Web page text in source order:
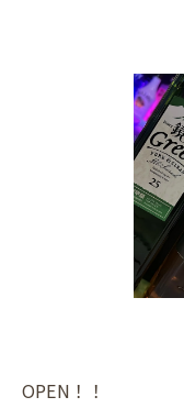
OPEN！！